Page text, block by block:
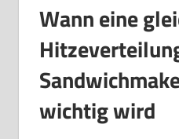
Wann eine
wichtig wird